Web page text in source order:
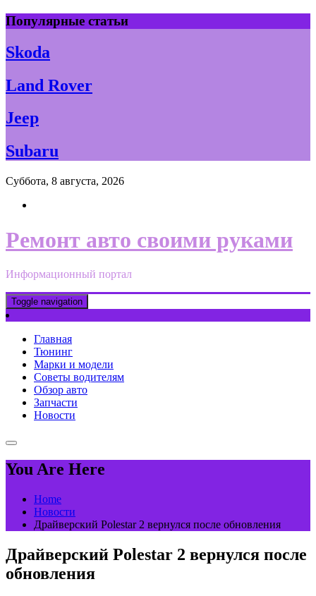
Skip
to
content
Популярные статьи
Skoda
Land Rover
Jeep
Subaru
Суббота, 8 августа, 2026
Ремонт авто своими руками
Информационный портал
Toggle navigation
Главная
Тюнинг
Марки и модели
Советы водителям
Обзор авто
Запчасти
Новости
You Are Here
Home
Новости
Драйверский Polestar 2 вернулся после обновления
Драйверский Polestar 2 вернулся после
обновления